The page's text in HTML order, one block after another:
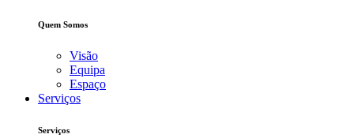
Quem Somos
Visão
Equipa
Espaço
Serviços
Serviços